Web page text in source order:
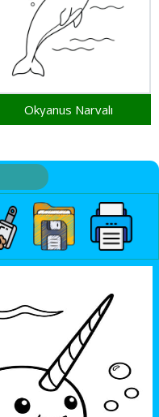
Okyanus Narvalı